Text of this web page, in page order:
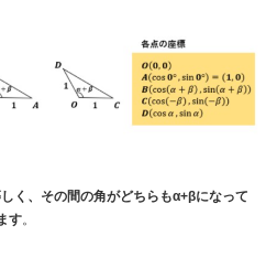
、その間の角がどちらもα+βになって
す。